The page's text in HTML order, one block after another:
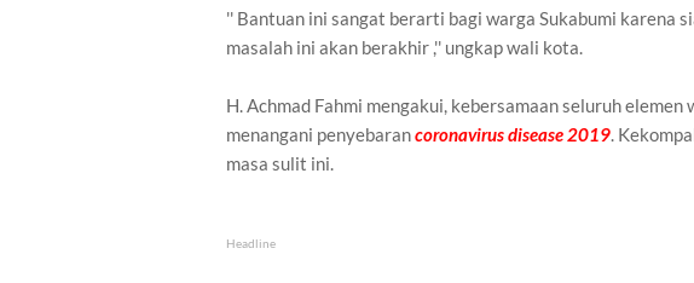
'' Bantuan ini sangat berarti bagi warga Sukabumi karena
masalah ini akan berakhir ,'' ungkap wali kota.
H. Achmad Fahmi mengakui, kebersamaan seluruh
menangani penyebarancoronavirus disease 2019.
masa sulit ini.
Headline